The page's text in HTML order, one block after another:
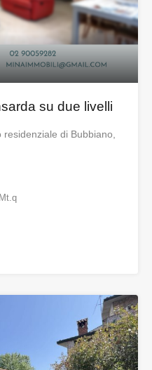
su due livelli
di Bubbiano,
Mt.q